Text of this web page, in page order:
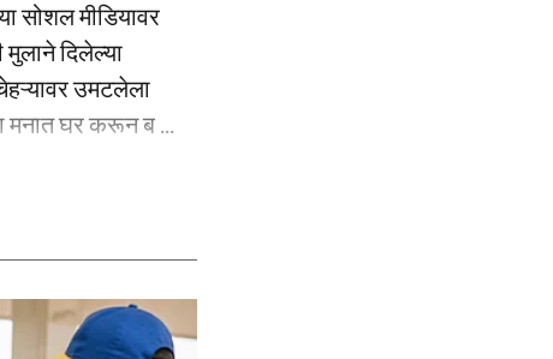
सोशल मीडियावर
दिलेल्या
उमटलेला
मनात घर करून ब ...